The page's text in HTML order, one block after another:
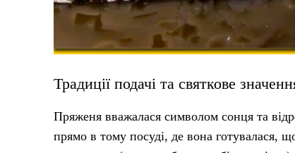
Традиції подачі та святкове
Пряженя вважалася символом сонця та
прямо в тому посуді, де вона готувалася,